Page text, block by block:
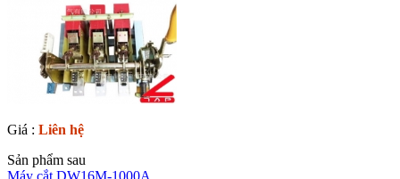
Giá : Liên hệ
Sản phẩm sau